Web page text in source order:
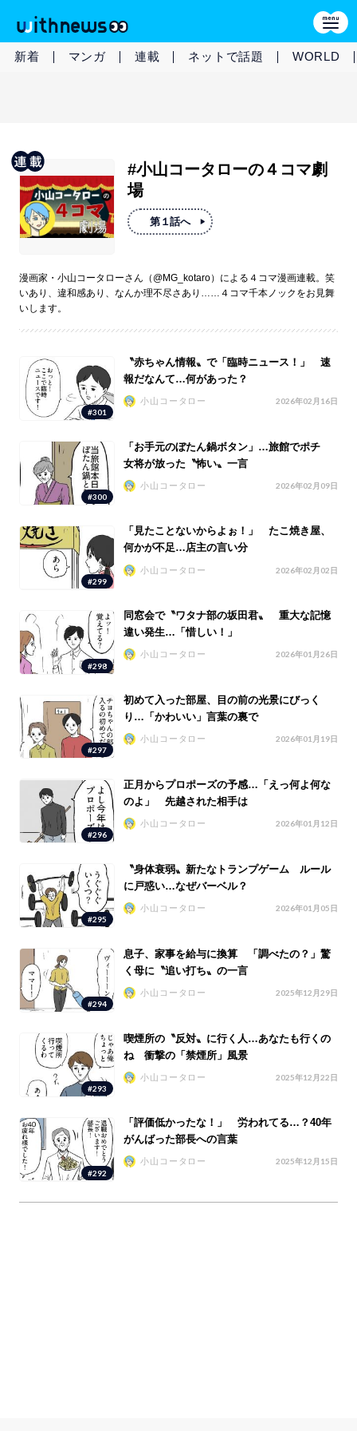
新着 マンガ 連載 ネットで話題 WORLD
#小山コータローの４コマ劇
場
第１話へ
漫画家・小山コータローさん（@MG_kotaro）による４コマ漫画連載。笑
いあり、違和感あり、なんか理不尽さあり……４コマ千本ノックをお見舞
いします。
#301
〝赤ちゃん情報〟で「臨時ニュース！」 速
報だなんて…何があった？
小山コータロー 2026年02月16日
#300
「お手元のぼたん鍋ボタン」…旅館でポチ
女将が放った〝怖い〟一言
小山コータロー 2026年02月09日
#299
「見たことないからよぉ！」 たこ焼き屋、
何かが不足…店主の言い分
小山コータロー 2026年02月02日
#298
同窓会で〝ワタナ部の坂田君〟 重大な記憶
違い発生…「惜しい！」
小山コータロー 2026年01月26日
#297
初めて入った部屋、目の前の光景にびっく
り…「かわいい」言葉の裏で
小山コータロー 2026年01月19日
#296
正月からプロポーズの予感…「えっ何よ何な
のよ」 先越された相手は
小山コータロー 2026年01月12日
#295
〝身体衰弱〟新たなトランプゲーム ルール
に戸惑い…なぜバーベル？
小山コータロー 2026年01月05日
#294
息子、家事を給与に換算 「調べたの？」驚
く母に〝追い打ち〟の一言
小山コータロー 2025年12月29日
#293
喫煙所の〝反対〟に行く人…あなたも行くの
ね 衝撃の「禁煙所」風景
小山コータロー 2025年12月22日
#292
「評価低かったな！」 労われてる…？40年
がんばった部長への言葉
小山コータロー 2025年12月15日